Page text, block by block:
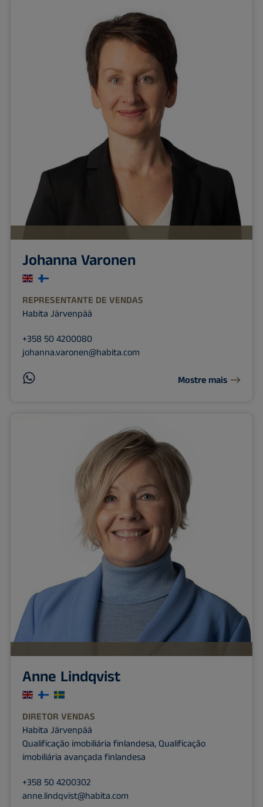
Johanna Varonen
REPRESENTANTE DE VENDAS
Habita Järvenpää
+358 50 4200080
johanna.varonen@habita.com
Mostre mais
Anne Lindqvist
DIRETOR VENDAS
Habita Järvenpää
Qualificação imobiliária finlandesa, Qualificação
imobiliária avançada finlandesa
+358 50 4200302
anne.lindqvist@habita.com